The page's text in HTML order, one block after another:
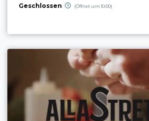
Geschlossen (Öffnet um 10:00)